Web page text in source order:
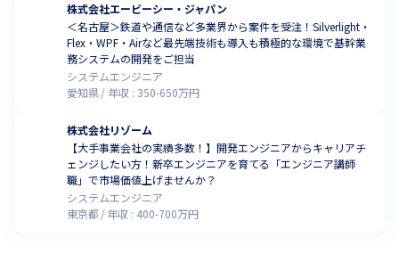
株式会社エービーシー・ジャパン
＜名古屋＞鉄道や通信など多業界から案件を受注！Silverlight・
Flex・WPF・Airなど最先端技術も導入も積極的な環境で基幹業
務システムの開発をご担当
システムエンジニア
愛知県
年収 : 350-650万円
株式会社リゾーム
【大手事業会社の実績多数！】開発エンジニアからキャリアチ
ェンジしたい方！新卒エンジニアを育てる「エンジニア講師
職」で市場価値上げませんか？
システムエンジニア
東京都
年収 : 400-700万円